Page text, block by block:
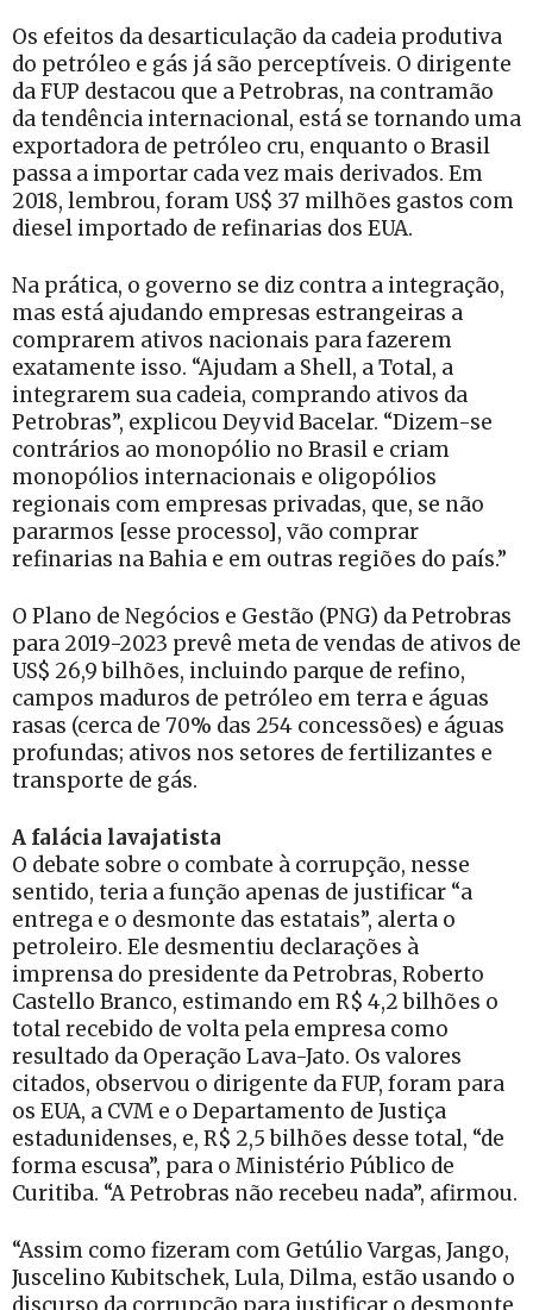
Os efeitos da desarticulação da cadeia produtiva
do petróleo e gás já são perceptíveis. O dirigente
da FUP destacou que a Petrobras, na contramão
da tendência internacional, está se tornando uma
exportadora de petróleo cru, enquanto o Brasil
passa a importar cada vez mais derivados. Em
2018, lembrou, foram US$ 37 milhões gastos com
diesel importado de refinarias dos EUA.
Na prática, o governo se diz contra a integração,
mas está ajudando empresas estrangeiras a
comprarem ativos nacionais para fazerem
exatamente isso. “Ajudam a Shell, a Total, a
integrarem sua cadeia, comprando ativos da
Petrobras”, explicou Deyvid Bacelar. “Dizem-se
contrários ao monopólio no Brasil e criam
monopólios internacionais e oligopólios
regionais com empresas privadas, que, se não
pararmos [esse processo], vão comprar
refinarias na Bahia e em outras regiões do país.”
O Plano de Negócios e Gestão (PNG) da Petrobras
para 2019-2023 prevê meta de vendas de ativos de
US$ 26,9 bilhões, incluindo parque de refino,
campos maduros de petróleo em terra e águas
rasas (cerca de 70% das 254 concessões) e águas
profundas; ativos nos setores de fertilizantes e
transporte de gás.
A falácia lavajatista
O debate sobre o combate à corrupção, nesse
sentido, teria a função apenas de justificar “a
entrega e o desmonte das estatais”, alerta o
petroleiro. Ele desmentiu declarações à
imprensa do presidente da Petrobras, Roberto
Castello Branco, estimando em R$ 4,2 bilhões o
total recebido de volta pela empresa como
resultado da Operação Lava-Jato. Os valores
citados, observou o dirigente da FUP, foram para
os EUA, a CVM e o Departamento de Justiça
estadunidenses, e, R$ 2,5 bilhões desse total, “de
forma escusa”, para o Ministério Público de
Curitiba. “A Petrobras não recebeu nada”, afirmou.
“Assim como fizeram com Getúlio Vargas, Jango,
Juscelino Kubitschek, Lula, Dilma, estão usando o